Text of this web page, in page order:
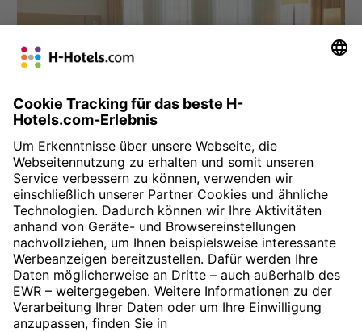
München
H4 Hotel München Messe
Das H4 Hotel befindet sich direkt gegenüber der Messe
München mit direktem U-Bahn-Anschluss an die Münchner
Innenstadt. Unser Haus ist idealer Ausgangspunkt für Ihren
Messebesuch, Ihre Geschäftsreise oder Ihren Münchenbesuch.